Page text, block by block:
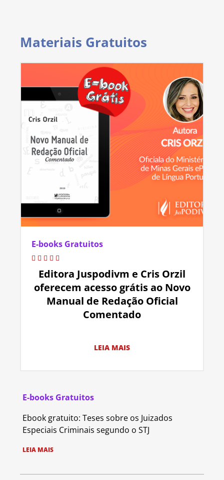
Materiais Gratuitos
E-books Gratuitos
Editora Juspodivm e Cris Orzil
oferecem acesso grátis ao Novo
Manual de Redação Oficial
Comentado
LEIA MAIS
E-books Gratuitos
Ebook gratuito: Teses sobre os Juizados
Especiais Criminais segundo o STJ
LEIA MAIS